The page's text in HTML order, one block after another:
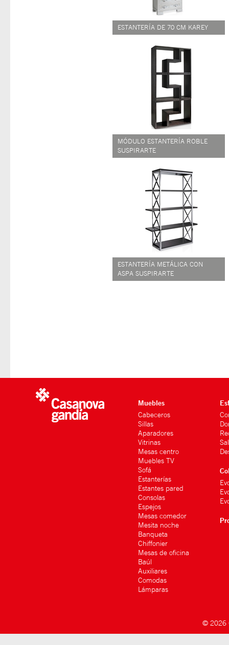
ESTANTERÍA DE 70 CM KAREY
MÓDULO ESTANTERÍA ROBLE
SUSPIRARTE
ESTANTERÍA METÁLICA CON
ASPA SUSPIRARTE
Muebles
Cabeceros
Sillas
Aparadores
Vitrinas
Mesas centro
Muebles TV
Sofá
Estanterías
Estantes pared
Consolas
Espejos
Mesas comedor
Mesita noche
Banqueta
Chiffonier
Mesas de oficina
Baúl
Auxiliares
Comodas
Lámparas
© 2026